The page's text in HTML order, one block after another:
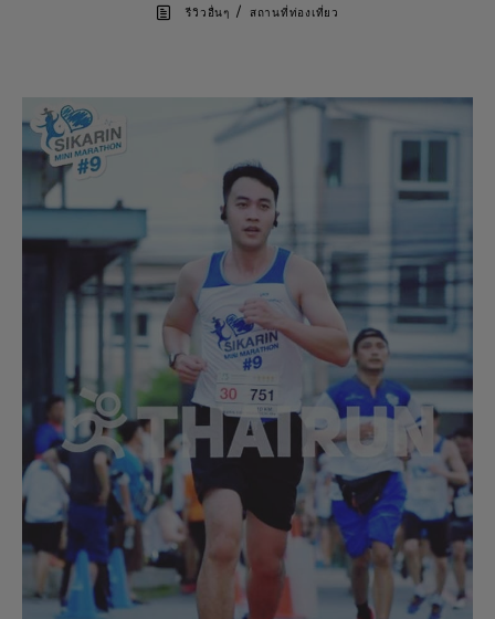
รีวิวอื่นๆ / สถานที่ท่องเที่ยว